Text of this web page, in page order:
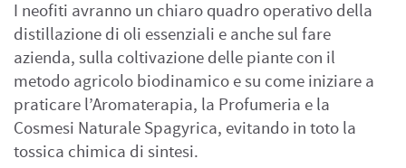
I neofiti avranno un chiaro quadro operativo della
distillazione di oli essenziali e anche sul fare
azienda, sulla coltivazione delle piante con il
metodo agricolo biodinamico e su come iniziare a
praticare l’Aromaterapia, la Profumeria e la
Cosmesi Naturale Spagyrica, evitando in toto la
tossica chimica di sintesi.